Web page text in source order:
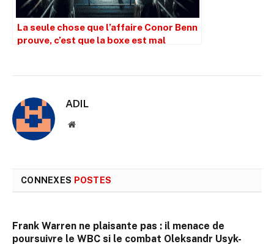
La seule chose que l’affaire Conor Benn
prouve, c’est que la boxe est mal
ADIL
Site
CONNEXES POSTES
Frank Warren ne plaisante pas : il menace de
poursuivre le WBC si le combat Oleksandr Usyk-